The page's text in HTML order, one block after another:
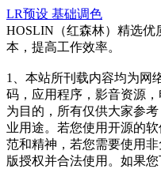
LR预设 基础调色
HOSLIN（红森林）精选优
本，提高工作效率。
1、本站所刊载内容均为网
码，应用程序，影音资源
为目的，所有仅供大家参
业用途。若您使用开源的
范和精神，若您需要使用
版授权并合法使用。如果